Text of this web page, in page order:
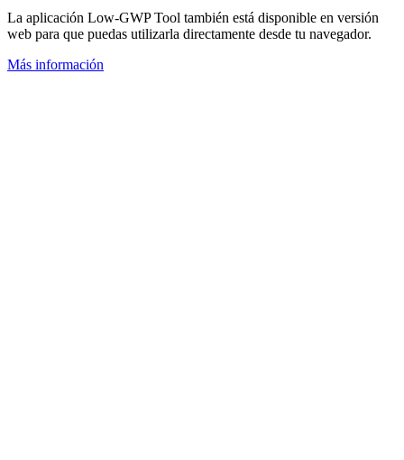
La aplicación Low-GWP Tool también está disponible en versión
web para que puedas utilizarla directamente desde tu navegador.
Más información